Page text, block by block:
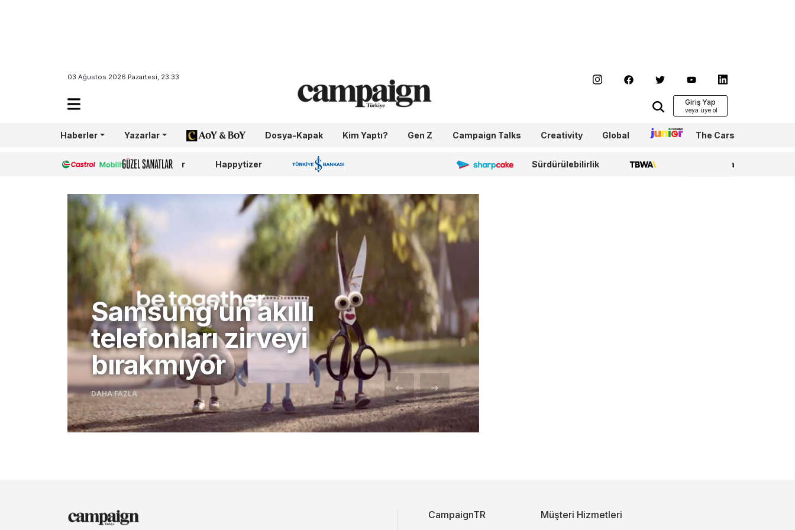
03 Ağustos 2026 Pazartesi, 23:33
Giriş Yap
Haberler Yazarlar AoY/BoY Dosya-Kapak Kim Yaptı? Gen Z Campaign Talks Creativity Global Junior The Cars
Castrol Güzel Sanatlar Happytizer İş Bankası 100.Yıl Sharpcake Sürdürülebilirlik TBWA WPP Media
Samsung’un akıllı
telefonları zirveyi
bırakmıyor
DAHA FAZLA
CampaignTR Müşteri Hizmetleri